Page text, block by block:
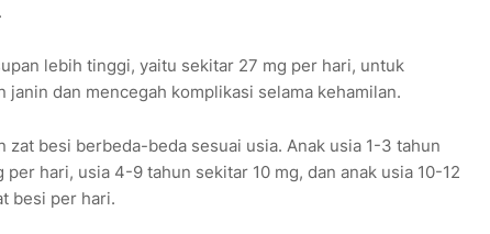
lebih tinggi, yaitu sekitar 27 mg per hari, untuk
janin dan mencegah komplikasi selama kehamilan.
zat besi berbeda-beda sesuai usia. Anak usia 1-3 tahun
hari, usia 4-9 tahun sekitar 10 mg, dan anak usia 10-12
besi per hari.